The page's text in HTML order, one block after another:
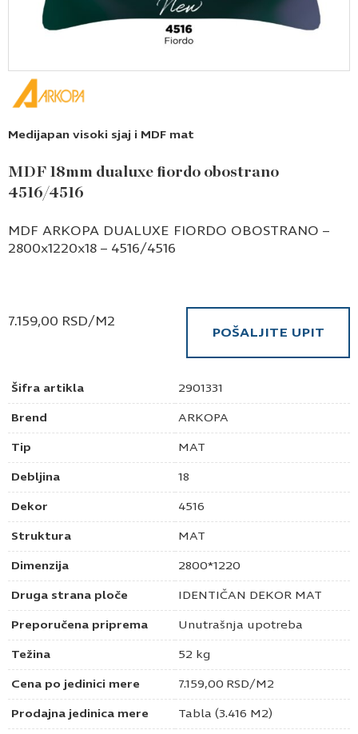
Medijapan visoki sjaj i MDF mat
MDF 18mm dualuxe fiordo obostrano
4516/4516
Šifra artikla 2901331
Brend ARKOPA
Tip MAT
Debljina 18
Dekor 4516
Struktura MAT
Dimenzija 2800*1220
Druga strana ploče IDENTIČAN DEKOR MAT
Preporučena priprema Unutrašnja upotreba
Težina 52 kg
Cena po jedinici mere 7.159,00 RSD/M2
Prodajna jedinica mere Tabla (3.416 M2)
MDF ARKOPA DUALUXE FIORDO OBOSTRANO –
2800x1220x18 – 4516/4516
7.159,00 RSD/M2
POŠALJITE UPIT